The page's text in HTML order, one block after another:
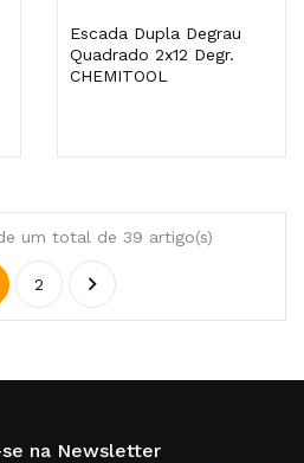
Escada Dupla Degrau
Quadrado 2x12 Degr.
CHEMITOOL
um total de 39 artigo(s)
2 
na Newsletter